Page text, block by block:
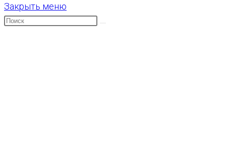
Закрыть меню